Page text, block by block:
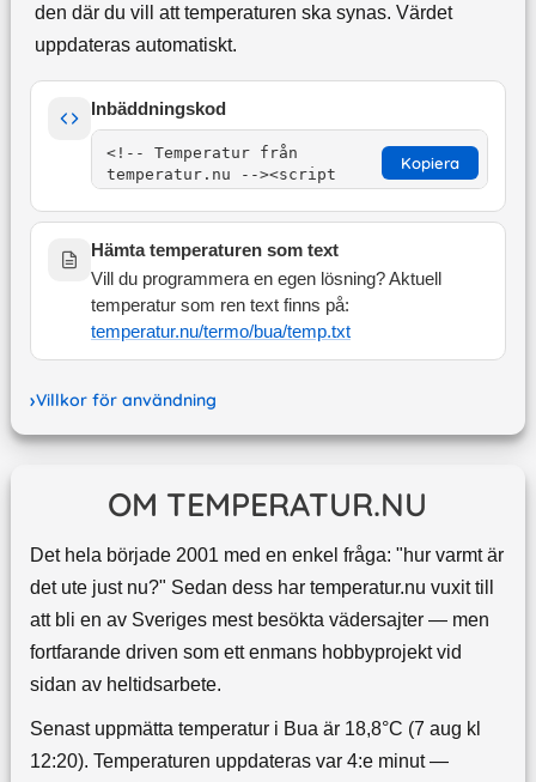
den där du vill att temperaturen ska synas. Värdet
uppdateras automatiskt.
Inbäddningskod
Kopiera
Hämta temperaturen som text
Vill du programmera en egen lösning? Aktuell
temperatur som ren text finns på:
temperatur.nu/termo/bua/temp.txt
Villkor för användning
OM TEMPERATUR.NU
Det hela började 2001 med en enkel fråga: "hur varmt är
det ute just nu?" Sedan dess har temperatur.nu vuxit till
att bli en av Sveriges mest besökta vädersajter — men
fortfarande driven som ett enmans hobbyprojekt vid
sidan av heltidsarbete.
Senast uppmätta temperatur i Bua är 18,8°C (7 aug kl
12:20). Temperaturen uppdateras var 4:e minut —